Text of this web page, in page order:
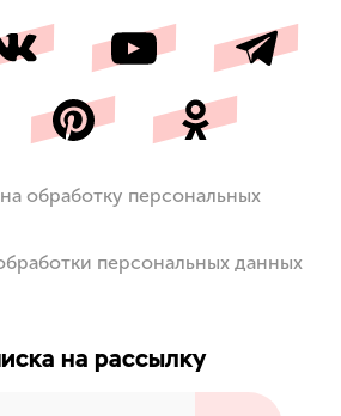
на обработку персональных
персональных данных
на рассылку